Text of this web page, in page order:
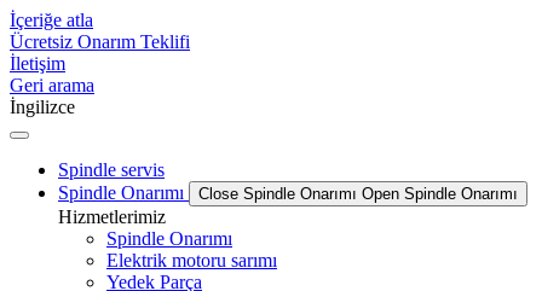
İçeriğe atla
Ücretsiz Onarım Teklifi
İletişim
Geri arama
İngilizce
Spindle servis
Spindle Onarımı
Close Spindle Onarımı Open Spindle Onarımı
Hizmetlerimiz
Spindle Onarımı
Elektrik motoru sarımı
Yedek Parça